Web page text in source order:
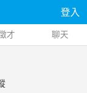
登入
才 聊天